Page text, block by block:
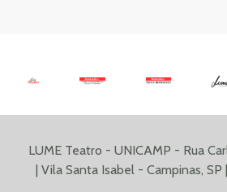
LUME Teatro - UNICAMP - Rua
| Vila Santa Isabel - Campinas, SP |